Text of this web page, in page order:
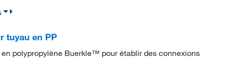
tuyau en PP
polypropylène Buerkle™ pour établir des connexions